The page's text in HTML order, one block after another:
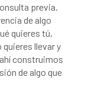
previa.
de algo
quieres tú,
llevar y
construimos
de algo que